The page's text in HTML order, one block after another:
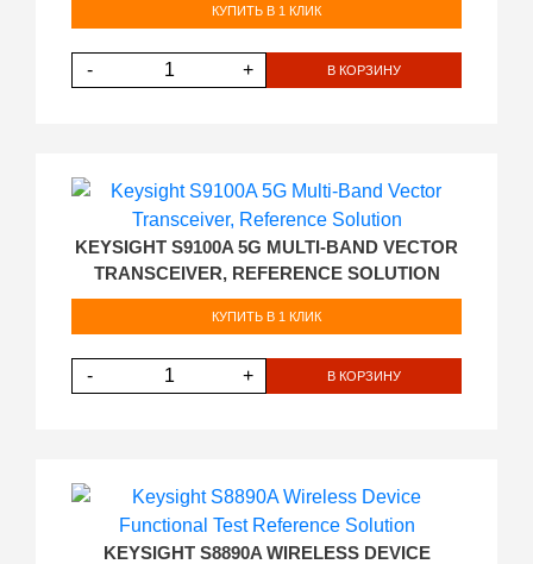
КУПИТЬ В 1 КЛИК
- + В КОРЗИНУ
KEYSIGHT S9100A 5G MULTI-BAND VECTOR
TRANSCEIVER, REFERENCE SOLUTION
КУПИТЬ В 1 КЛИК
- + В КОРЗИНУ
KEYSIGHT S8890A WIRELESS DEVICE